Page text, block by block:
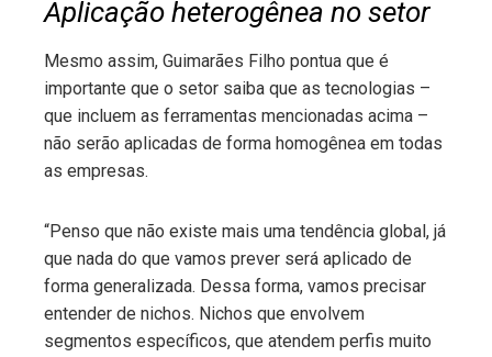
Aplicação heterogênea no setor
Mesmo assim, Guimarães Filho pontua que é
importante que o setor saiba que as tecnologias –
que incluem as ferramentas mencionadas acima –
não serão aplicadas de forma homogênea em todas
as empresas.
“Penso que não existe mais uma tendência global, já
que nada do que vamos prever será aplicado de
forma generalizada. Dessa forma, vamos precisar
entender de nichos. Nichos que envolvem
segmentos específicos, que atendem perfis muito